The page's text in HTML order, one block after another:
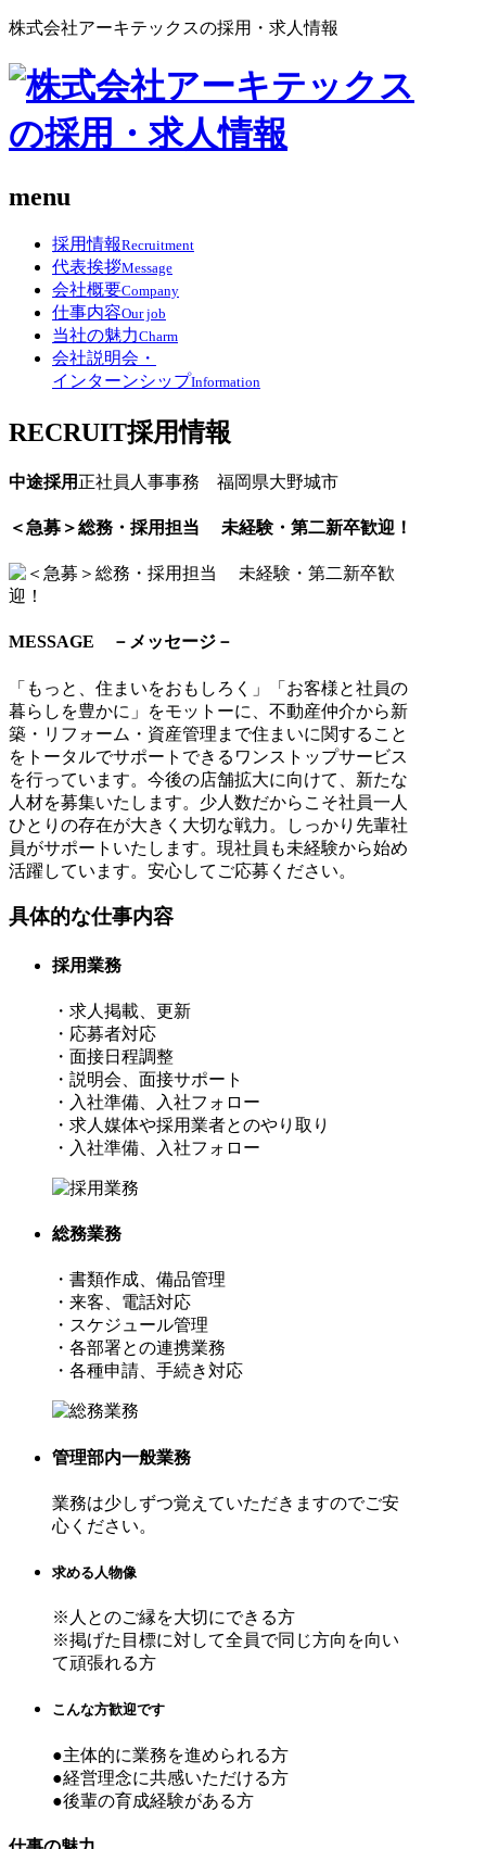
株式会社アーキテックスの採用・求人情報
menu
採用情報Recruitment
代表挨拶Message
会社概要Company
仕事内容Our job
当社の魅力Charm
会社説明会・
インターンシップInformation
RECRUIT採用情報
中途採用 正社員 人事事務 福岡県大野城市
＜急募＞総務・採用担当 未経験・第二新卒歓迎！
MESSAGE －メッセージ－
「もっと、住まいをおもしろく」「お客様と社員の
暮らしを豊かに」をモットーに、不動産仲介から新
築・リフォーム・資産管理まで住まいに関すること
をトータルでサポートできるワンストップサービス
を行っています。今後の店舗拡大に向けて、新たな
人材を募集いたします。少人数だからこそ社員一人
ひとりの存在が大きく大切な戦力。しっかり先輩社
員がサポートいたします。現社員も未経験から始め
活躍しています。安心してご応募ください。
具体的な仕事内容
採用業務
・求人掲載、更新
・応募者対応
・面接日程調整
・説明会、面接サポート
・入社準備、入社フォロー
・求人媒体や採用業者とのやり取り
・入社準備、入社フォロー
総務業務
・書類作成、備品管理
・来客、電話対応
・スケジュール管理
・各部署との連携業務
・各種申請、手続き対応
管理部内一般業務
業務は少しずつ覚えていただきますのでご安
心ください。
求める人物像
※人とのご縁を大切にできる方
※掲げた目標に対して全員で同じ方向を向い
て頑張れる方
こんな方歓迎です
●主体的に業務を進められる方
●経営理念に共感いただける方
●後輩の育成経験がある方